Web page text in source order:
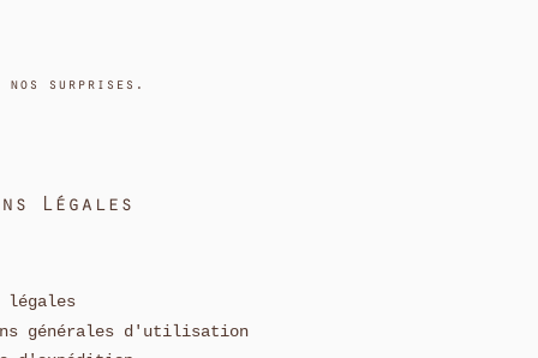
bactéries de se développer.
helianthus annuus
nos surprises.
Légales
légales
générales d'utilisation